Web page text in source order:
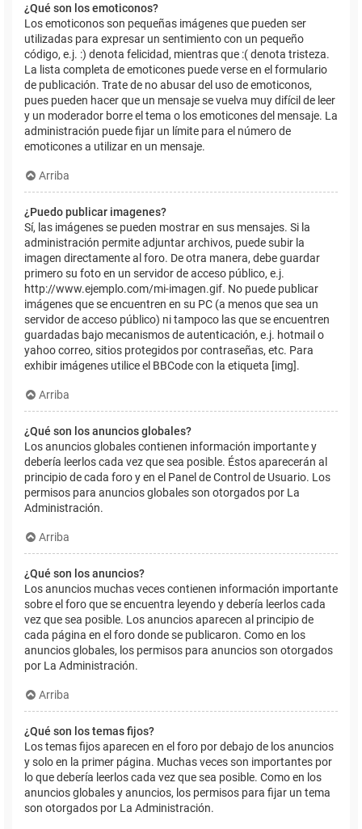
¿Qué son los emoticonos?
Los emoticonos son pequeñas imágenes que pueden ser
utilizadas para expresar un sentimiento con un pequeño
código, e.j. :) denota felicidad, mientras que :( denota tristeza.
La lista completa de emoticones puede verse en el formulario
de publicación. Trate de no abusar del uso de emoticonos,
pues pueden hacer que un mensaje se vuelva muy difícil de leer
y un moderador borre el tema o los emoticones del mensaje. La
administración puede fijar un límite para el número de
emoticones a utilizar en un mensaje.
Arriba
¿Puedo publicar imagenes?
Sí, las imágenes se pueden mostrar en sus mensajes. Si la
administración permite adjuntar archivos, puede subir la
imagen directamente al foro. De otra manera, debe guardar
primero su foto en un servidor de acceso público, e.j.
http://www.ejemplo.com/mi-imagen.gif. No puede publicar
imágenes que se encuentren en su PC (a menos que sea un
servidor de acceso público) ni tampoco las que se encuentren
guardadas bajo mecanismos de autenticación, e.j. hotmail o
yahoo correo, sitios protegidos por contraseñas, etc. Para
exhibir imágenes utilice el BBCode con la etiqueta [img].
Arriba
¿Qué son los anuncios globales?
Los anuncios globales contienen información importante y
debería leerlos cada vez que sea posible. Éstos aparecerán al
principio de cada foro y en el Panel de Control de Usuario. Los
permisos para anuncios globales son otorgados por La
Administración.
Arriba
¿Qué son los anuncios?
Los anuncios muchas veces contienen información importante
sobre el foro que se encuentra leyendo y debería leerlos cada
vez que sea posible. Los anuncios aparecen al principio de
cada página en el foro donde se publicaron. Como en los
anuncios globales, los permisos para anuncios son otorgados
por La Administración.
Arriba
¿Qué son los temas fijos?
Los temas fijos aparecen en el foro por debajo de los anuncios
y solo en la primer página. Muchas veces son importantes por
lo que debería leerlos cada vez que sea posible. Como en los
anuncios globales y anuncios, los permisos para fijar un tema
son otorgados por La Administración.